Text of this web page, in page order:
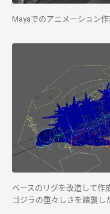
Mayaでのアニメーション
ベースのリグを改造して作
ゴジラの重々しさを踏襲し